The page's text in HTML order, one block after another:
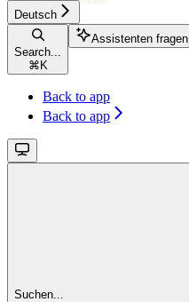
Deutsch
Search...
⌘ K
Assistenten fragen
Back to app
Back to app
Suchen...